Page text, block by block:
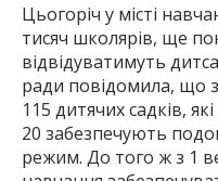
Цьогоріч у місті
тисяч школярів, ще
відвідуватимуть
ради повідомила, що
115 дитячих садків,
20 забезпечують
режим. До того ж з 1